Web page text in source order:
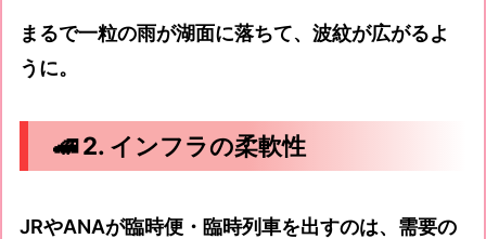
まるで一粒の雨が湖面に落ちて、波紋が広がるよ
うに。
🚄 2. インフラの柔軟性
JRやANAが臨時便・臨時列車を出すのは、需要の